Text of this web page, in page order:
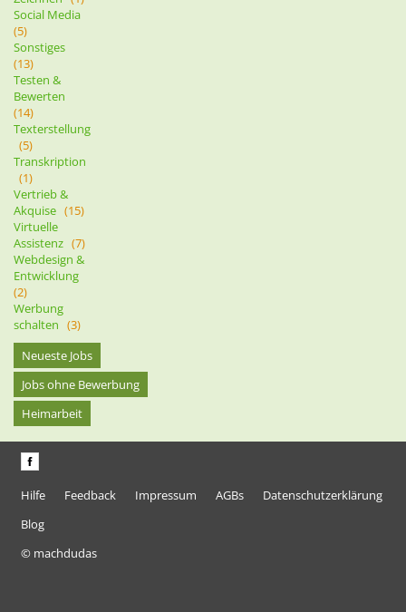
Social Media
(5)
Sonstiges
(13)
Testen &
Bewerten
(14)
Texterstellung
(5)
Transkription
(1)
Vertrieb &
Akquise (15)
Virtuelle
Assistenz (7)
Webdesign &
Entwicklung
(2)
Werbung
schalten (3)
Neueste Jobs
Jobs ohne Bewerbung
Heimarbeit
Hilfe Feedback Impressum AGBs
Datenschutzerklärung
Blog
© machdudas